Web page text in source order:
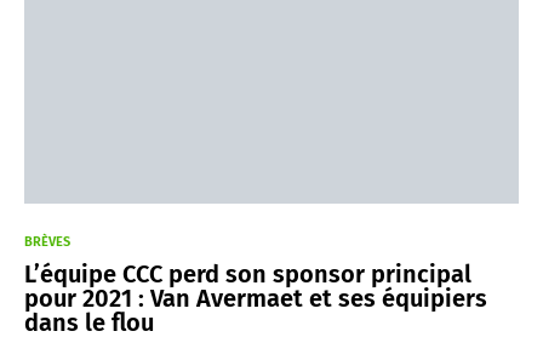
BRÈVES
L’équipe CCC perd son sponsor principal
pour 2021 : Van Avermaet et ses équipiers
dans le flou